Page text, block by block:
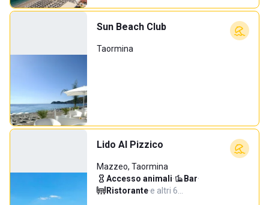
Sun Beach Club
Taormina
Lido Al Pizzico
Mazzeo, Taormina
Accesso animali· Bar·
Ristorante·e altri 6…